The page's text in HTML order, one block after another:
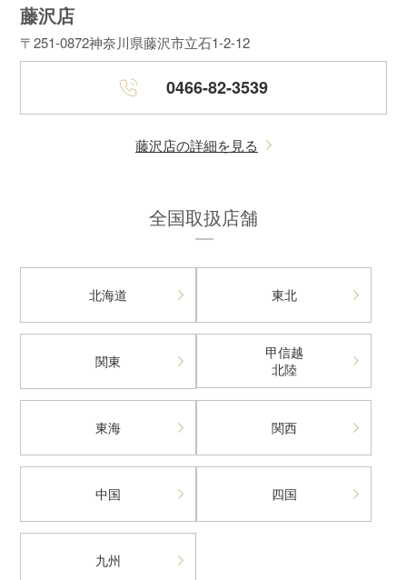
藤沢店
〒251-0872神奈川県藤沢市立石1-2-12
0466-82-3539
藤沢店の詳細を見る
全国取扱店舗
北海道 東北
関東
甲信越
北陸
東海 関西
中国 四国
九州